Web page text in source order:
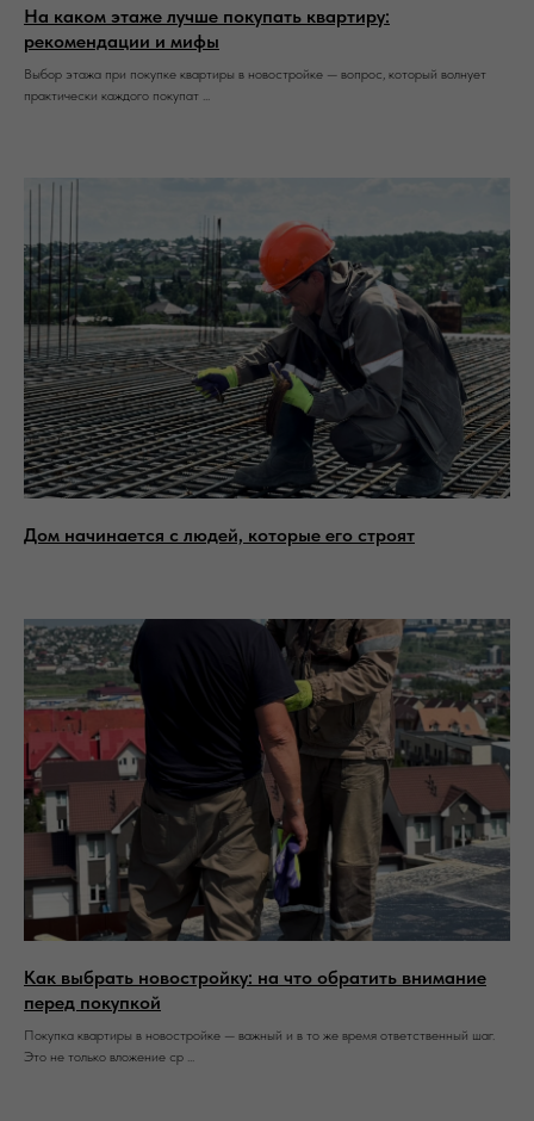
На каком этаже лучше покупать квартиру:
рекомендации и мифы
Выбор этажа при покупке квартиры в новостройке — вопрос, который волнует
практически каждого покупат ...
Дом начинается с людей, которые его строят
Как выбрать новостройку: на что обратить внимание
перед покупкой
Покупка квартиры в новостройке — важный и в то же время ответственный шаг.
Это не только вложение ср ...